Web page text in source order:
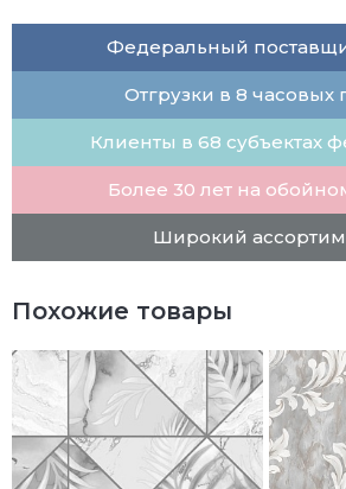
Федеральный
Отгрузки в 8 часовых
Клиенты в 68 субъектах
Более 30 лет на
Широкий
Похожие товары